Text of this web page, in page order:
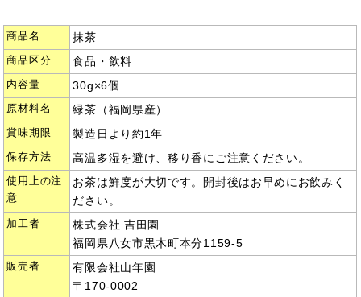
商品名 抹茶
商品区分 食品・飲料
内容量 30g×6個
原材料名 緑茶（福岡県産）
賞味期限 製造日より約1年
保存方法 高温多湿を避け、移り香にご注意ください。
使用上の注
意
お茶は鮮度が大切です。開封後はお早めにお飲みく
ださい。
加工者
株式会社 吉田園
福岡県八女市黒木町本分1159-5
販売者
有限会社山年園
〒170-0002